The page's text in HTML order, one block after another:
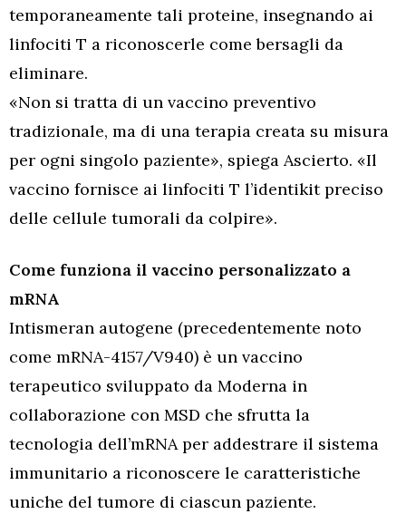
temporaneamente tali proteine, insegnando ai
linfociti T a riconoscerle come bersagli da
eliminare.
«Non si tratta di un vaccino preventivo
tradizionale, ma di una terapia creata su misura
per ogni singolo paziente», spiega Ascierto. «Il
vaccino fornisce ai linfociti T l’identikit preciso
delle cellule tumorali da colpire».
Come funziona il vaccino personalizzato a
mRNA
Intismeran autogene (precedentemente noto
come mRNA-4157/V940) è un vaccino
terapeutico sviluppato da Moderna in
collaborazione con MSD che sfrutta la
tecnologia dell’mRNA per addestrare il sistema
immunitario a riconoscere le caratteristiche
uniche del tumore di ciascun paziente.